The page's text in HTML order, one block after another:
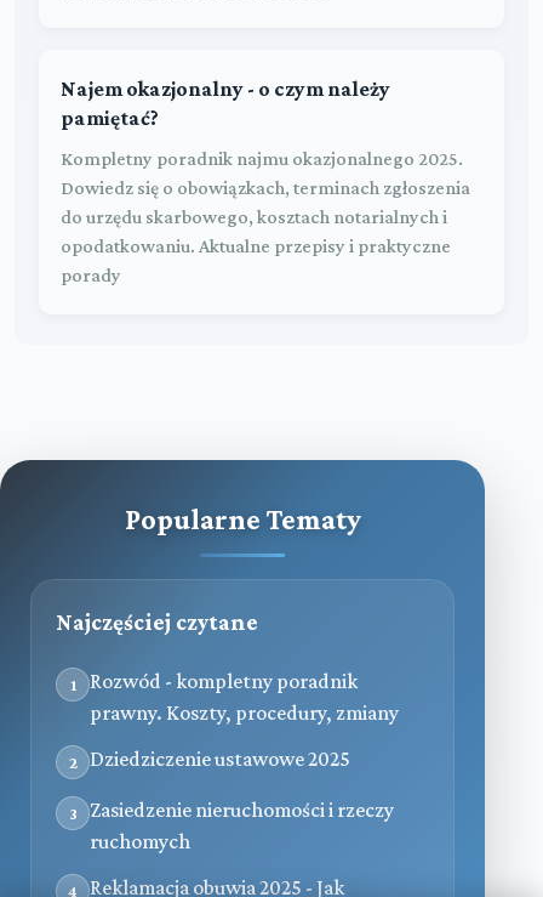
Najem okazjonalny - o czym należy
pamiętać?
Kompletny poradnik najmu okazjonalnego 2025.
Dowiedz się o obowiązkach, terminach zgłoszenia
do urzędu skarbowego, kosztach notarialnych i
opodatkowaniu. Aktualne przepisy i praktyczne
porady
Popularne Tematy
Najczęściej czytane
1
Rozwód - kompletny poradnik
prawny. Koszty, procedury, zmiany
2 Dziedziczenie ustawowe 2025
3
Zasiedzenie nieruchomości i rzeczy
ruchomych
4 Reklamacja obuwia 2025 - Jak